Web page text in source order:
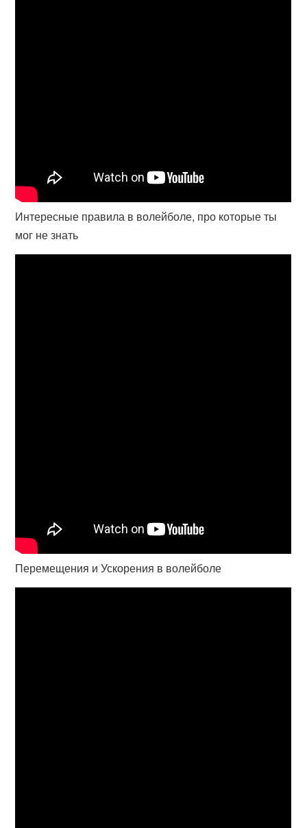
Интересные правила в волейболе, про которые ты
мог не знать
Перемещения и Ускорения в волейболе